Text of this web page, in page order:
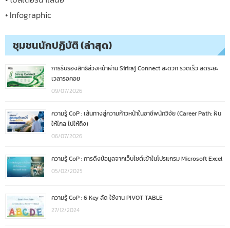
• Infographic
ชุมชนนักปฏิบัติ (ล่าสุด)
การรับรองสิทธิล่วงหน้าผ่าน Siriraj Connect สะดวก รวดเร็ว ลดระยะ
เวลารอคอย
09/07/2026
ความรู้ CoP : เส้นทางสู่ความก้าวหน้าในอาชีพนักวิจัย (Career Path: ฝัน
ให้ไกล ไปให้ถึง)
06/07/2026
ความรู้ CoP : การดึงข้อมูลจากเว็บไซต์เข้าในโปรแกรม Microsoft Excel
05/02/2025
ความรู้ CoP : 6 Key ลัด ใช้งาน PIVOT TABLE
27/12/2024